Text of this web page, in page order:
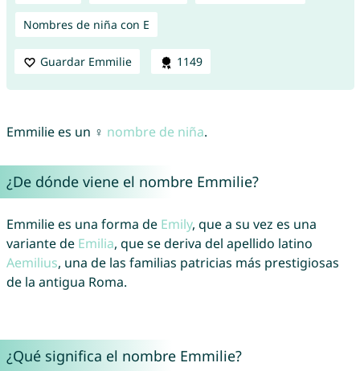
Nombres de niña con E
Guardar Emmilie 1149
Emmilie es un ♀ nombre de niña.
¿De dónde viene el nombre Emmilie?
Emmilie es una forma de Emily, que a su vez es una
variante de Emilia, que se deriva del apellido latino
Aemilius, una de las familias patricias más prestigiosas
de la antigua Roma.
¿Qué significa el nombre Emmilie?